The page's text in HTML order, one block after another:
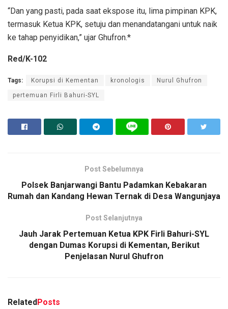
“Dan yang pasti, pada saat ekspose itu, lima pimpinan KPK,
termasuk Ketua KPK, setuju dan menandatangani untuk naik
ke tahap penyidikan,” ujar Ghufron.*
Red/K-102
Tags: Korupsi di Kementan kronologis Nurul Ghufron
pertemuan Firli Bahuri-SYL
Post Sebelumnya
Polsek Banjarwangi Bantu Padamkan Kebakaran
Rumah dan Kandang Hewan Ternak di Desa Wangunjaya
Post Selanjutnya
Jauh Jarak Pertemuan Ketua KPK Firli Bahuri-SYL
dengan Dumas Korupsi di Kementan, Berikut
Penjelasan Nurul Ghufron
RelatedPosts